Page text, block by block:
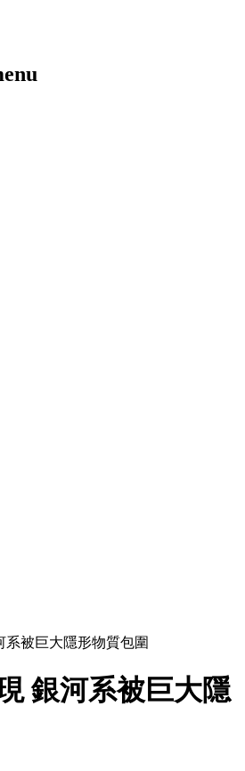
系被巨大隱形物質包圍
銀河系被巨大隱